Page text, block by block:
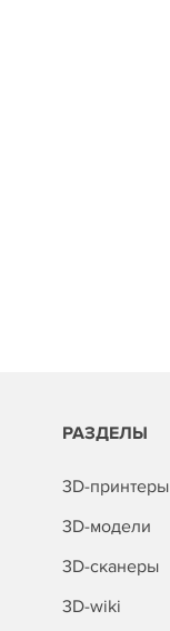
РАЗДЕЛЫ
3D-принтеры
3D-модели
3D-сканеры
3D-wiki